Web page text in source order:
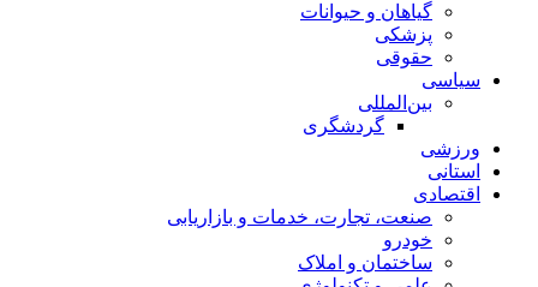
گیاهان و حیوانات
پزشکی
حقوقی
سیاسی
بین‌المللی
گردشگری
ورزشی
استانی
اقتصادی
صنعت، تجارت، خدمات و بازاریابی
خودرو
ساختمان و املاک